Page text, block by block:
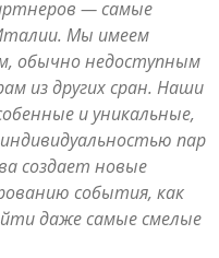
— самые
Мы имеем
обычно недоступным
из других сран. Наши
и уникальные,
пар
создает новые
события, как
даже самые смелые